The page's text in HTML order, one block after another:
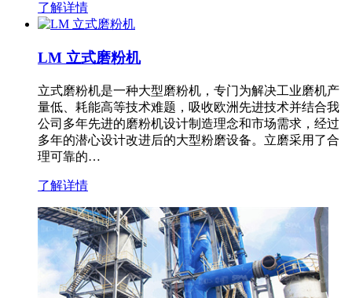
了解详情
LM 立式磨粉机
立式磨粉机是一种大型磨粉机，专门为解决工业磨机产
量低、耗能高等技术难题，吸收欧洲先进技术并结合我
公司多年先进的磨粉机设计制造理念和市场需求，经过
多年的潜心设计改进后的大型粉磨设备。立磨采用了合
理可靠的…
了解详情